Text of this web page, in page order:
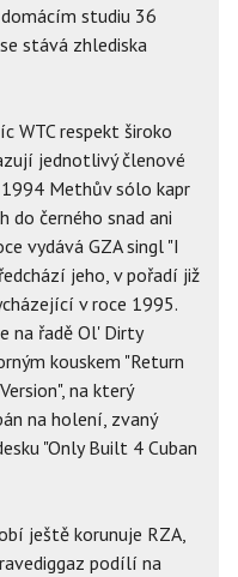
domácím studiu 36
stává zhlediska
WTC respekt široko
jednotlivý členové
1994 Methův sólo kapr
do černého snad ani
vydává GZA singl "I
jeho, v pořadí již
v roce 1995.
na řadě Ol' Dirty
kouskem "Return
na který
na holení, zvaný
"Only Built 4 Cuban
ještě korunuje RZA,
podílí na